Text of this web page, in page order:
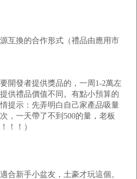
互換的合作形式（禮品由應用市
開發者提供獎品的，一周1-2萬左
供禮品價值不同。有點小預算的
提示：先弄明白自己家產品吸量
，一天帶了不到500的量，老板
！！）
合新手小盆友，土豪才玩這個。